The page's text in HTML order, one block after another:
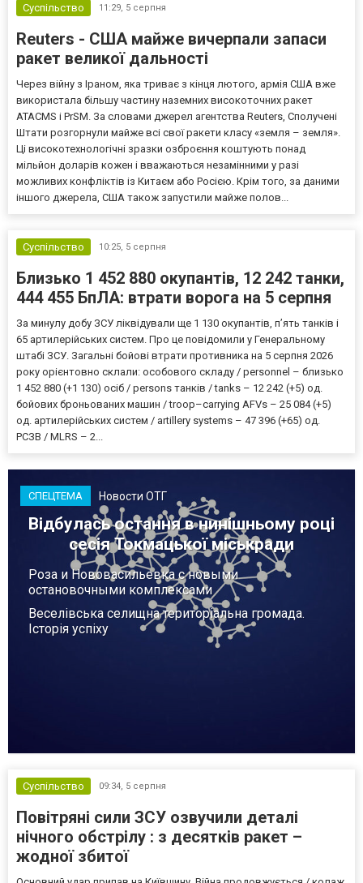
Суспільство
11:29, 5 серпня
Reuters - США майже вичерпали запаси
ракет великої дальності
Через війну з Іраном, яка триває з кінця лютого, армія США вже
використала більшу частину наземних високоточних ракет
ATACMS і PrSM. За словами джерел агентства Reuters, Сполучені
Штати розгорнули майже всі свої ракети класу «земля – земля».
Ці високотехнологічні зразки озброєння коштують понад
мільйон доларів кожен і вважаються незамінними у разі
можливих конфліктів із Китаєм або Росією. Крім того, за даними
іншого джерела, США також запустили майже полов...
Суспільство 10:25, 5 серпня
Близько 1 452 880 окупантів, 12 242 танки,
444 455 БпЛА: втрати ворога на 5 серпня
За минулу добу ЗСУ ліквідували ще 1 130 окупантів, пʼять танків і
65 артилерійських систем. Про це повідомили у Генеральному
штабі ЗСУ. Загальні бойові втрати противника на 5 серпня 2026
року орієнтовно склали: особового складу / personnel – близько
1 452 880 (+1 130) осіб / persons танків / tanks – 12 242 (+5) од.
бойових броньованих машин / troop–carrying AFVs – 25 084 (+5)
од. артилерійських систем / artillery systems – 47 396 (+65) од.
РСЗВ / MLRS – 2...
СПЕЦТЕМА Новости ОТГ
Відбулась остання в нинішньому році
сесія Токмацької міськради
Роза и Нововасильевка с новыми
остановочными комплексами
Веселівська селищна територіальна громада.
Історія успіху
Суспільство 09:34, 5 серпня
Повітряні сили ЗСУ озвучили деталі
нічного обстрілу : з десятків ракет –
жодної збитої